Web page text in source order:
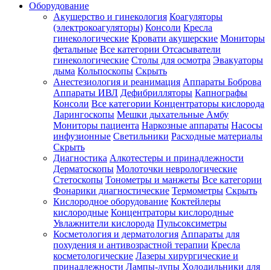
Оборудование
Акушерство и гинекология Коагуляторы
(электрокоагуляторы) Консоли Кресла
гинекологические Кровати акушерские Мониторы
фетальные Все категории Отсасыватели
гинекологические Столы для осмотра Эвакуаторы
дыма Кольпоскопы Скрыть
Анестезиология и реанимация Аппараты Боброва
Аппараты ИВЛ Дефибрилляторы Капнографы
Консоли Все категории Концентраторы кислорода
Ларингоскопы Мешки дыхательные Амбу
Мониторы пациента Наркозные аппараты Насосы
инфузионные Светильники Расходные материалы
Скрыть
Диагностика Алкотестеры и принадлежности
Дерматоскопы Молоточки неврологические
Стетоскопы Тонометры и манжеты Все категории
Фонарики диагностические Термометры Скрыть
Кислородное оборудование Коктейлеры
кислородные Концентраторы кислородные
Увлажнители кислорода Пульсоксиметры
Косметология и дерматология Аппараты для
похудения и антивозрастной терапии Кресла
косметологические Лазеры хирургические и
принадлежности Лампы-лупы Холодильники для